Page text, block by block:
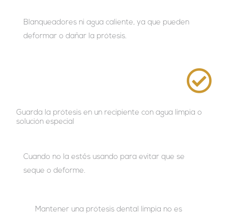
Blanqueadores ni agua caliente, ya que pueden
deformar o dañar la prótesis.
Guarda la prótesis en un recipiente con agua limpia o
solución especial
Cuando no la estés usando para evitar que se
seque o deforme.
Mantener una prótesis dental limpia no es